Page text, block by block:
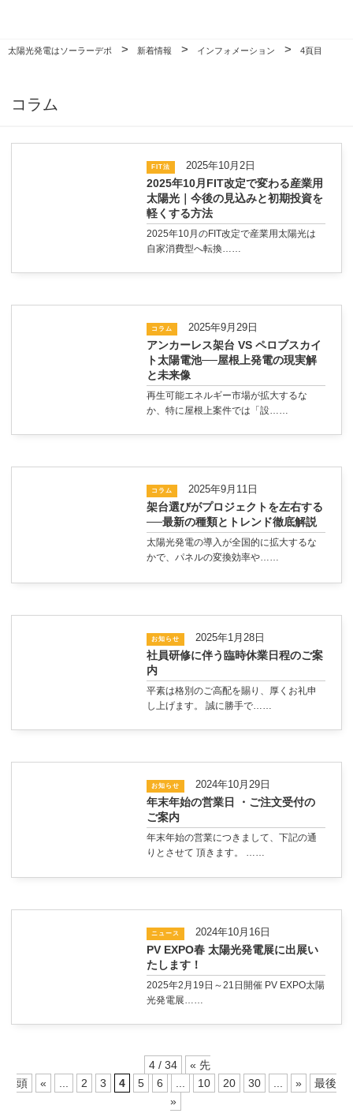
太陽光発電はソーラーデポ > 新着情報 > インフォメーション > 4頁目
コラム
FIT法 2025年10月2日
2025年10月FIT改定で変わる産業用
太陽光｜今後の見込みと初期投資を
軽くする方法
2025年10月のFIT改定で産業用太陽光は
自家消費型へ転換……
コラム 2025年9月29日
アンカーレス架台 VS ペロブスカイ
ト太陽電池──屋根上発電の現実解
と未来像
再生可能エネルギー市場が拡大するな
か、特に屋根上案件では「設……
コラム 2025年9月11日
架台選びがプロジェクトを左右する
──最新の種類とトレンド徹底解説
太陽光発電の導入が全国的に拡大するな
かで、パネルの変換効率や……
お知らせ 2025年1月28日
社員研修に伴う臨時休業日程のご案
内
平素は格別のご高配を賜り、厚くお礼申
し上げます。 誠に勝手で……
お知らせ 2024年10月29日
年末年始の営業日 ・ご注文受付の
ご案内
年末年始の営業につきまして、下記の通
りとさせて 頂きます。 ……
ニュース 2024年10月16日
PV EXPO春 太陽光発電展に出展い
たします！
2025年2月19日～21日開催 PV EXPO太陽
光発電展……
4 / 34
« 先
頭
« 2 3 4 5 6 10 20 30 »
最後
»